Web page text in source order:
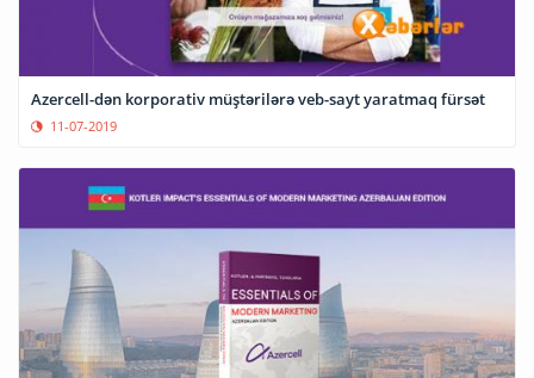
Azercell-dən korporativ müştərilərə veb-sayt yaratmaq fürsət
11-07-2019